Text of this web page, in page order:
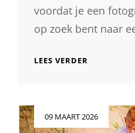
voordat je een
op zoek bent naar
LEES VERDER
WETEN
OVER
DE
Geplaatst
op
09 MAART 2026